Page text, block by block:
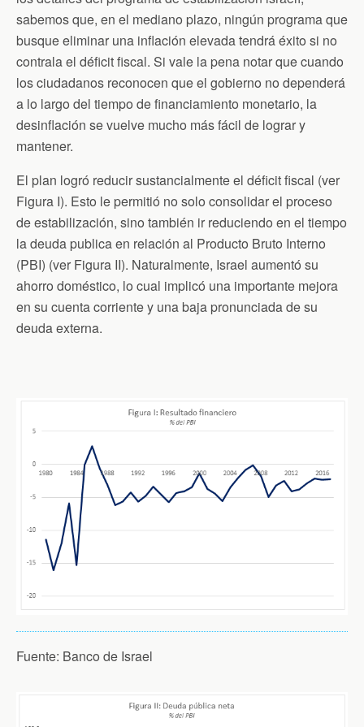
sabemos que, en el mediano plazo, ningún programa que
busque eliminar una inflación elevada tendrá éxito si no
contrala el déficit fiscal. Si vale la pena notar que cuando
los ciudadanos reconocen que el gobierno no dependerá
a lo largo del tiempo de financiamiento monetario, la
desinflación se vuelve mucho más fácil de lograr y
mantener.
El plan logró reducir sustancialmente el déficit fiscal (ver
Figura I). Esto le permitió no solo consolidar el proceso
de estabilización, sino también ir reduciendo en el tiempo
la deuda publica en relación al Producto Bruto Interno
(PBI) (ver Figura II). Naturalmente, Israel aumentó su
ahorro doméstico, lo cual implicó una importante mejora
en su cuenta corriente y una baja pronunciada de su
deuda externa.
Fuente: Banco de Israel